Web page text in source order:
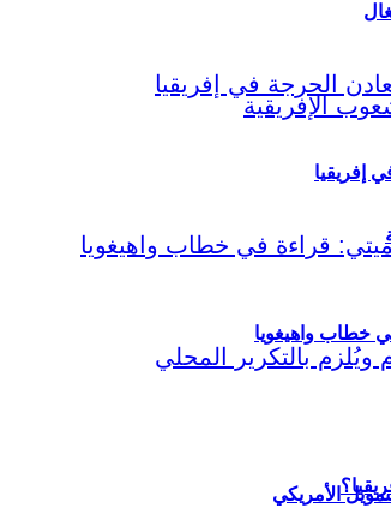
إفريقيا
خطاب واهيغويا
الأمريكي